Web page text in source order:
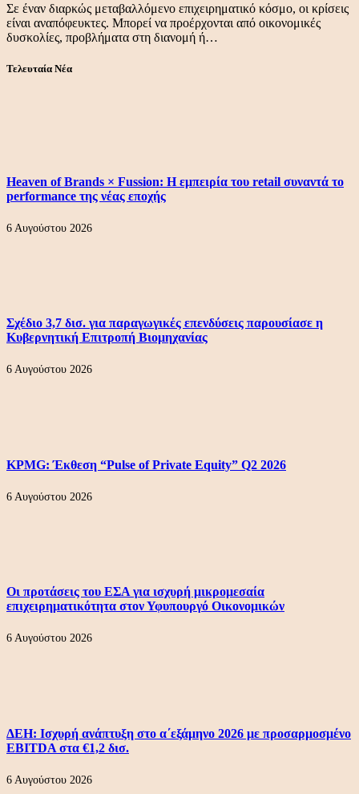
Σε έναν διαρκώς μεταβαλλόμενο επιχειρηματικό κόσμο, οι κρίσεις
είναι αναπόφευκτες. Μπορεί να προέρχονται από οικονομικές
δυσκολίες, προβλήματα στη διανομή ή…
Τελευταία Νέα
Heaven of Brands × Fussion: Η εμπειρία του retail συναντά το
performance της νέας εποχής
6 Αυγούστου 2026
Σχέδιο 3,7 δισ. για παραγωγικές επενδύσεις παρουσίασε η
Κυβερνητική Επιτροπή Βιομηχανίας
6 Αυγούστου 2026
KPMG: Έκθεση “Pulse of Private Equity” Q2 2026
6 Αυγούστου 2026
Οι προτάσεις του ΕΣΑ για ισχυρή μικρομεσαία
επιχειρηματικότητα στον Υφυπουργό Οικονομικών
6 Αυγούστου 2026
ΔΕΗ: Ισχυρή ανάπτυξη στο α΄εξάμηνο 2026 με προσαρμοσμένο
EBITDA στα €1,2 δισ.
6 Αυγούστου 2026